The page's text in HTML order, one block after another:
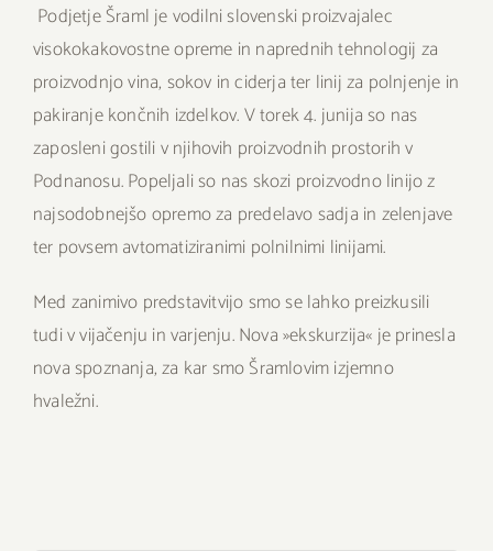
Podjetje Šraml je vodilni slovenski proizvajalec
visokokakovostne opreme in naprednih tehnologij za
proizvodnjo vina, sokov in ciderja ter linij za polnjenje in
pakiranje končnih izdelkov. V torek 4. junija so nas
zaposleni gostili v njihovih proizvodnih prostorih v
Podnanosu. Popeljali so nas skozi proizvodno linijo z
najsodobnejšo opremo za predelavo sadja in zelenjave
ter povsem avtomatiziranimi polnilnimi linijami.
Med zanimivo predstavitvijo smo se lahko preizkusili
tudi v vijačenju in varjenju. Nova »ekskurzija« je prinesla
nova spoznanja, za kar smo Šramlovim izjemno
hvaležni.